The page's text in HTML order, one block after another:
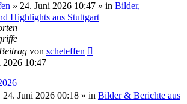
» 24. Juni 2026 10:47 » in Bilder,
Highlights aus Stuttgart
von scheteffen
2026 10:47
24. Juni 2026 00:18 » in Bilder & Berichte aus